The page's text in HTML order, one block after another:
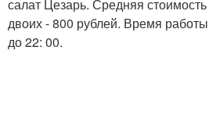
салат Цезарь. Средняя
двоих - 800 рублей. Время
до 22: 00.